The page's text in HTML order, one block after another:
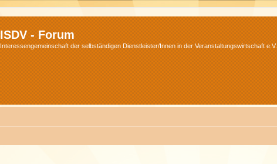
ISDV - Forum
Interessengemeinschaft der selbständigen Dienstleister/Innen in der Veranstaltungswirtschaft e.V.